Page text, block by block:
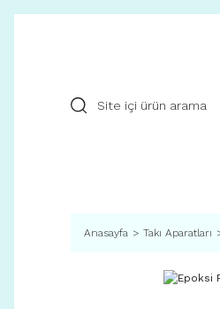
Anasayfa Takı Aparatları